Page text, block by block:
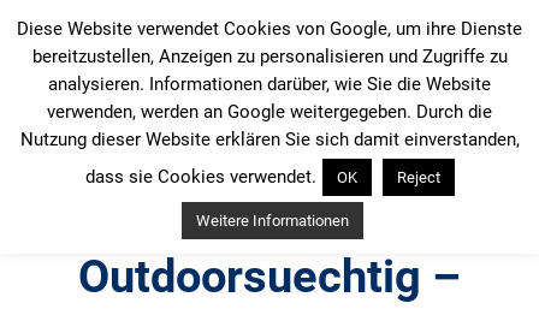
Inhalt
springen
Outdoorsuechtig –
Diese Website verwendet Cookies von Google, um ihre Dienste
bereitzustellen, Anzeigen zu personalisieren und Zugriffe zu
analysieren. Informationen darüber, wie Sie die Website
verwenden, werden an Google weitergegeben. Durch die
Nutzung dieser Website erklären Sie sich damit einverstanden,
dass sie Cookies verwendet.
OK Reject
Weitere Informationen